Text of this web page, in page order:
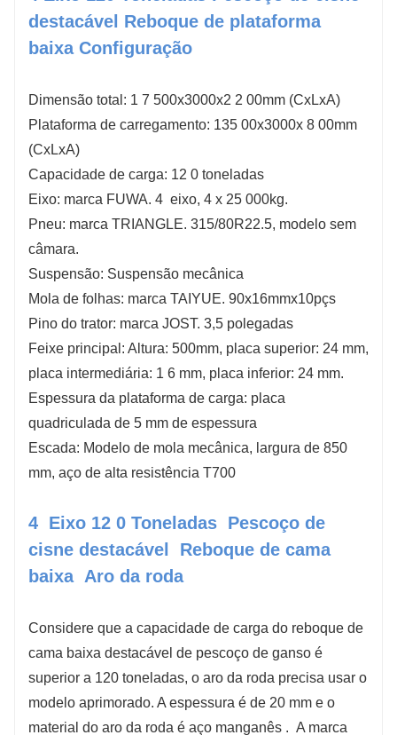
destacável Reboque de plataforma
baixa Configuração
Dimensão total: 1 7 500x3000x2 2 00mm (CxLxA)
Plataforma de carregamento: 135 00x3000x 8 00mm
(CxLxA)
Capacidade de carga: 12 0 toneladas
Eixo: marca FUWA. 4 eixo, 4 x 25 000kg.
Pneu: marca TRIANGLE. 315/80R22.5, modelo sem
câmara.
Suspensão: Suspensão mecânica
Mola de folhas: marca TAIYUE. 90x16mmx10pçs
Pino do trator: marca JOST. 3,5 polegadas
Feixe principal: Altura: 500mm, placa superior: 24 mm,
placa intermediária: 1 6 mm, placa inferior: 24 mm.
Espessura da plataforma de carga: placa
quadriculada de 5 mm de espessura
Escada: Modelo de mola mecânica, largura de 850
mm, aço de alta resistência T700
4 Eixo 12 0 Toneladas Pescoço de
cisne destacável
Reboque de cama
baixa Aro da roda
Considere que a capacidade de carga do reboque de
cama baixa destacável de pescoço de ganso é
superior a 120 toneladas, o aro da roda precisa usar o
modelo aprimorado. A espessura é de 20 mm e o
material do aro da roda é aço manganês . A marca